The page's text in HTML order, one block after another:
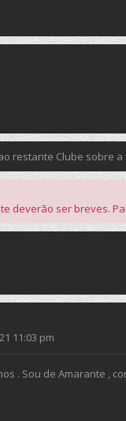
restante Clube sobre
deverão ser breves.
11:03 pm
. Sou de Amarante ,